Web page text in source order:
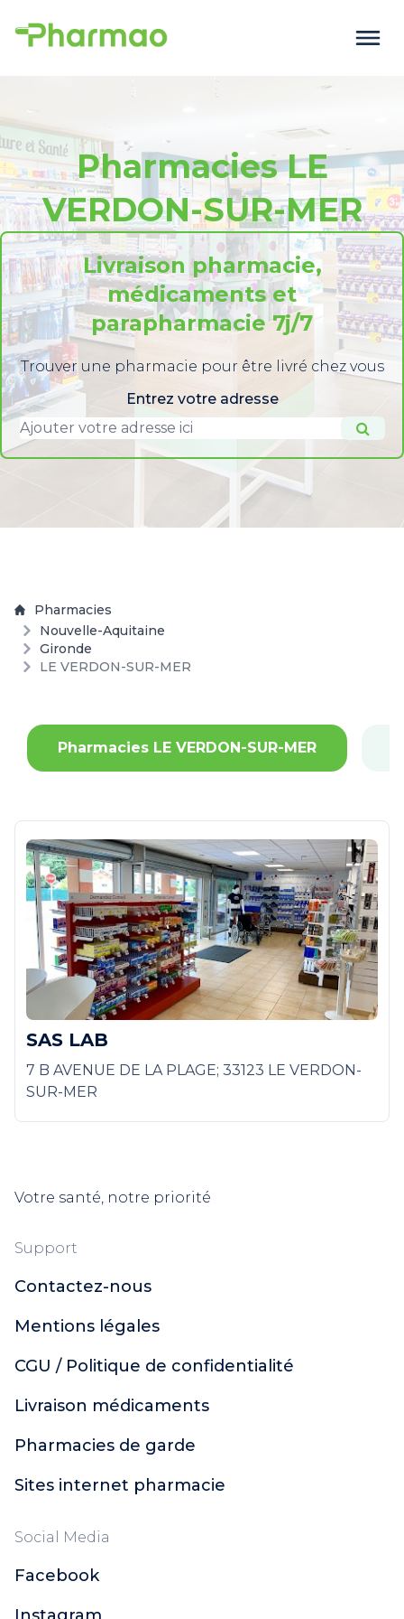
Pharmacies LE
VERDON-SUR-MER
Livraison pharmacie,
médicaments et
parapharmacie 7j/7
Trouver une pharmacie pour être livré chez vous
Entrez votre adresse
Pharmacies
Nouvelle-Aquitaine
Gironde
LE VERDON-SUR-MER
Pharmacies LE VERDON-SUR-MER
SAS LAB
7 B AVENUE DE LA PLAGE; 33123 LE VERDON-
SUR-MER
Votre santé, notre priorité
Support
Contactez-nous
Mentions légales
CGU / Politique de confidentialité
Livraison médicaments
Pharmacies de garde
Sites internet pharmacie
Social Media
Facebook